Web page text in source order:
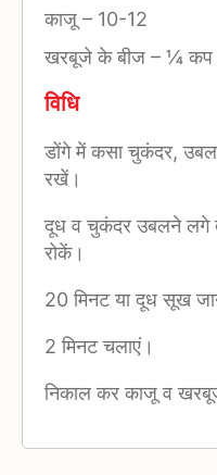
काजू – 10-12
खरबूजे के बीज – ¼ कप
विधि
डोंगे में कसा चुकंदर,
रखें।
दूध व चुकंदर उबलने लगे
रोकें।
20 मिनट या दूध सूख
2 मिनट चलाएं।
निकाल कर काजू व